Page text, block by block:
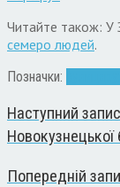
Читайте також: У
семеро людей.
Позначки:
Наступний запис
Новокузнецької
Попередній